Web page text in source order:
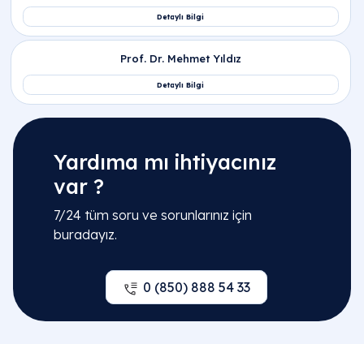
Yardıma mı ihtiyacınız
var ?
7/24 tüm soru ve sorunlarınız için
buradayız.
0 (850) 888 54 33